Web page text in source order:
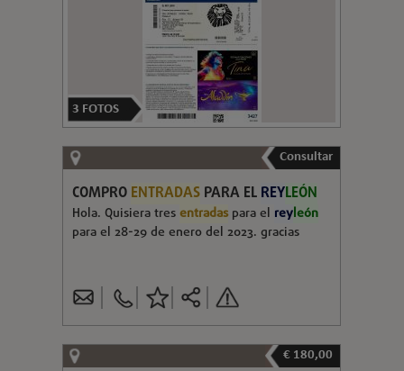
3 FOTOS
Consultar
COMPRO ENTRADAS PARA EL REYLEÓN
Hola. Quisiera tresentradaspara el reyleón
para el 28-29 de enero del 2023. gracias
€ 180,00